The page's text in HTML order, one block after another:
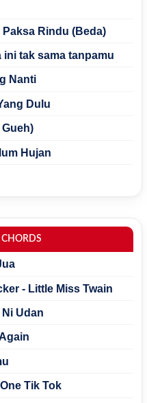
Paksa Rindu (Beda)
ini tak sama tanpamu
Nanti
Dulu
Gueh)
Hujan
CHORDS
- Little Miss Twain
Udan
Tik Tok